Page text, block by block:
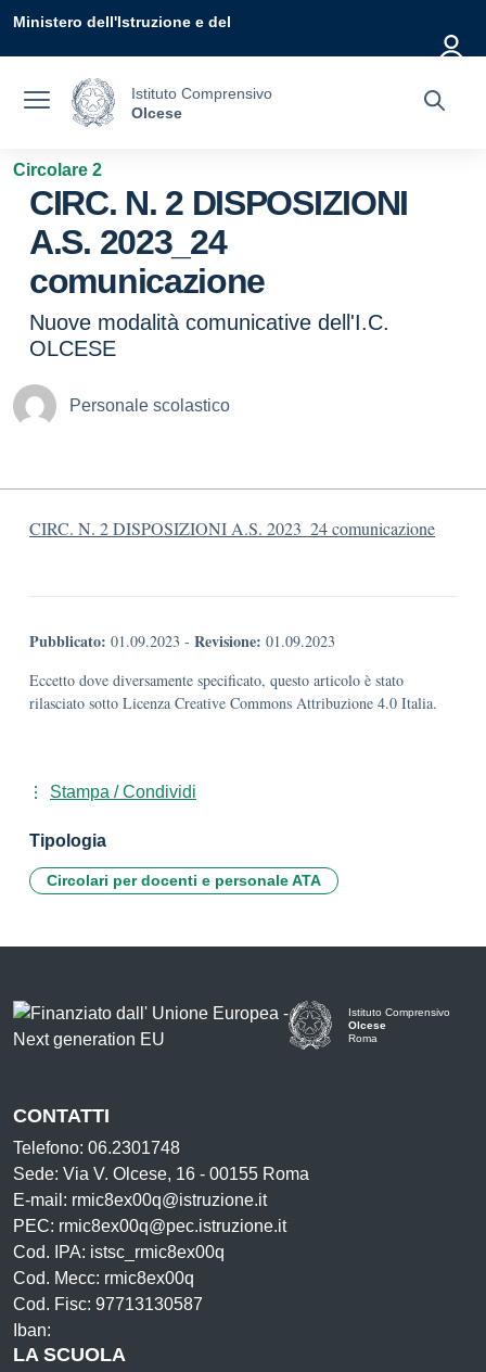
Ministero dell'Istruzione e del
Istituto Comprensivo
Olcese
Circolare 2
CIRC. N. 2 DISPOSIZIONI
A.S. 2023_24
comunicazione
Nuove modalità comunicative dell'I.C.
OLCESE
Personale scolastico
CIRC. N. 2 DISPOSIZIONI A.S. 2023_24 comunicazione
Pubblicato: 01.09.2023 - Revisione: 01.09.2023
Eccetto dove diversamente specificato, questo articolo è stato
rilasciato sotto Licenza Creative Commons Attribuzione 4.0 Italia.
Stampa / Condividi
Tipologia
Circolari per docenti e personale ATA
Istituto Comprensivo
Olcese
Roma
CONTATTI
Telefono: 06.2301748
Sede: Via V. Olcese, 16 - 00155 Roma
E-mail: rmic8ex00q@istruzione.it
PEC: rmic8ex00q@pec.istruzione.it
Cod. IPA: istsc_rmic8ex00q
Cod. Mecc: rmic8ex00q
Cod. Fisc: 97713130587
Iban:
LA SCUOLA